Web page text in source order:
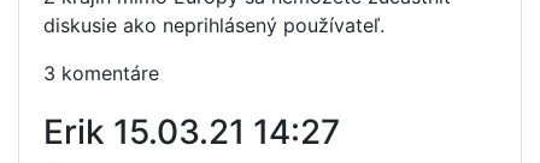
diskusie ako neprihlásený používateľ.
3 komentáre
Erik 15.03.21 14:27